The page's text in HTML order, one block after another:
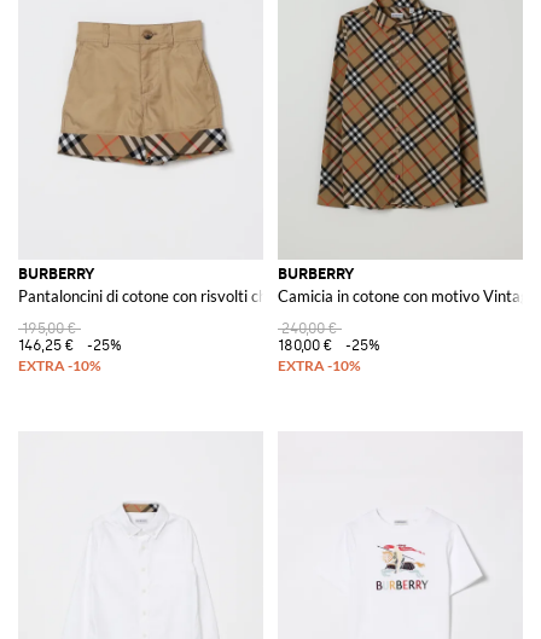
BURBERRY
Pantaloncini di cotone con risvolti check
195,00 €
146,25 €
-25%
BURBERRY
Camicia in cotone con motivo Vintage
240,00 €
180,00 €
-25%